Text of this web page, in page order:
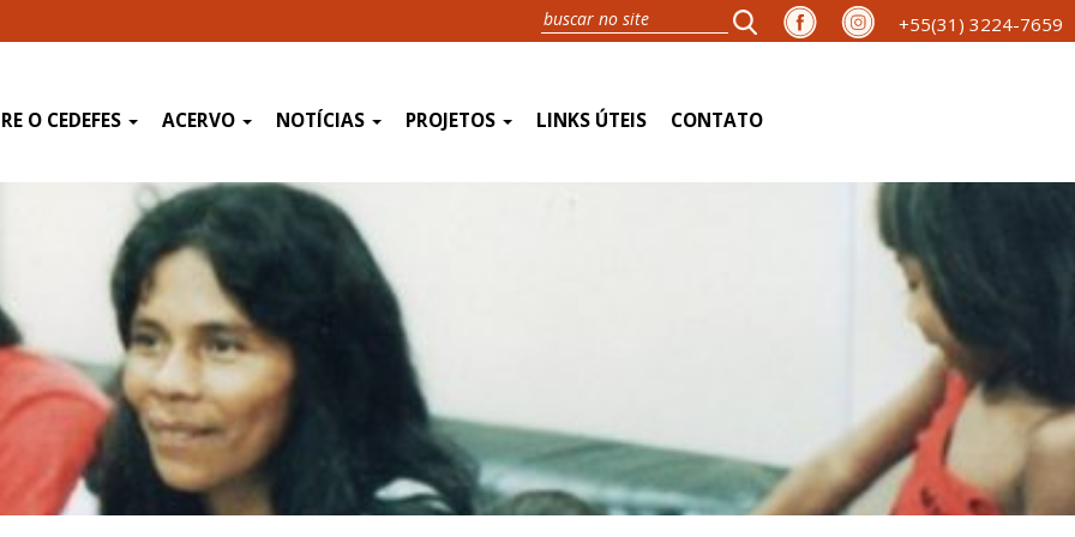
+55(31) 3224-7659
O CEDEFES ACERVO NOTÍCIAS PROJETOS LINKS ÚTEIS CONTATO